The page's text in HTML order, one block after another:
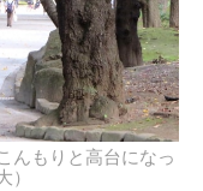
んもりと高台になっ